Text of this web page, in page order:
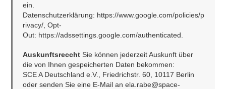
ein.
Datenschutzerklärung: https://www.google.com/policies/p
rivacy/ , Opt-
Out: https://adssettings.google.com/authenticated
Auskunftsreccht Sie können jederzeit Auskunft über
die von Ihnen gespeicherten Daten bekommen:
SCE A Deutschland e.V., Friedrichstr. 60, 10117 Berlin
oder senden Sie eine E-Mail an ela.rabe@space-